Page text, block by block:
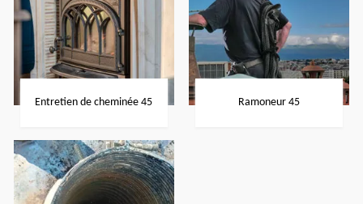
Entretien de cheminée 45 Ramoneur 45